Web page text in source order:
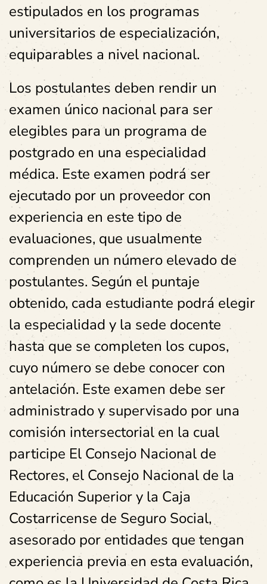
estipulados en los programas
universitarios de especialización,
equiparables a nivel nacional.
Los postulantes deben rendir un
examen único nacional para ser
elegibles para un programa de
postgrado en una especialidad
médica. Este examen podrá ser
ejecutado por un proveedor con
experiencia en este tipo de
evaluaciones, que usualmente
comprenden un número elevado de
postulantes. Según el puntaje
obtenido, cada estudiante podrá elegir
la especialidad y la sede docente
hasta que se completen los cupos,
cuyo número se debe conocer con
antelación. Este examen debe ser
administrado y supervisado por una
comisión intersectorial en la cual
participe El Consejo Nacional de
Rectores, el Consejo Nacional de la
Educación Superior y la Caja
Costarricense de Seguro Social,
asesorado por entidades que tengan
experiencia previa en esta evaluación,